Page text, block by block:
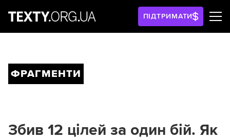
ПІДТРИМАТИ
ФРАГМЕНТИ
Збив 12 цілей за один бій. Як